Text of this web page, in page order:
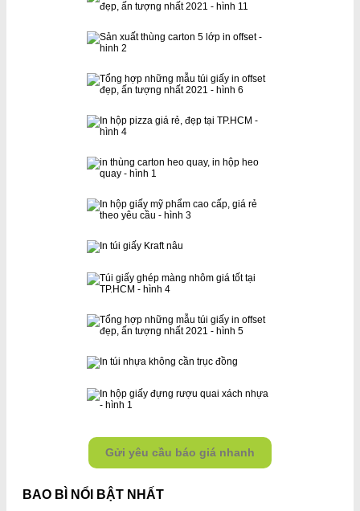
Gửi yêu cầu báo giá nhanh
BAO BÌ NỔI BẬT NHẤT